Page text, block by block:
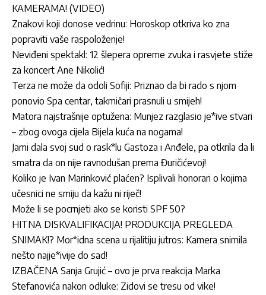
KAMERAMA! (VIDEO)
Znakovi koji donose vedrinu: Horoskop otkriva ko zna
popraviti vaše raspoloženje!
Neviđeni spektakl: 12 šlepera opreme zvuka i rasvjete stiže
za koncert Ane Nikolić!
Terza ne može da odoli Sofiji: Priznao da bi rado s njom
ponovio Spa centar, takmičari prasnuli u smijeh!
Matora najstrašnije optužena: Munjez razglasio je*ive stvari
– zbog ovoga cijela Bijela kuća na nogama!
Jami dala svoj sud o rask*lu Gastoza i Anđele, pa otkrila da li
smatra da on nije ravnodušan prema Đuričićevoj!
Koliko je Ivan Marinković plaćen? Isplivali honorari o kojima
učesnici ne smiju da kažu ni riječ!
Može li se pocrnjeti ako se koristi SPF 50?
HITNA DISKVALIFIKACIJA! PRODUKCIJA PREGLEDA
SNIMAK!? Mor*idna scena u rijalitiju jutros: Kamera snimila
nešto najje*ivije do sad!
IZBAČENA Sanja Grujić – ovo je prva reakcija Marka
Stefanovića nakon odluke: Zidovi se tresu od vike!